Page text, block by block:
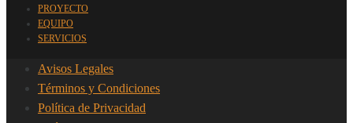
PROYECTO
EQUIPO
SERVICIOS
Avisos Legales
Términos y Condiciones
Política de Privacidad